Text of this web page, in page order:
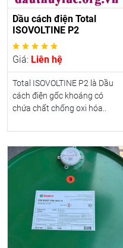
Dầu cách điện Total
ISOVOLTINE P2
Giá: Liên hệ
Total ISOVOLTINE P2 là Dầu
cách điện gốc khoáng có
chứa chất chống oxi hóa..